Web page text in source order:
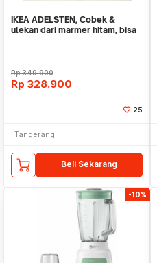
IKEA ADELSTEN, Cobek &
ulekan dari marmer hitam, bisa
Rp349.900
Rp 328.900
25
Tangerang
Beli Sekarang
-10%